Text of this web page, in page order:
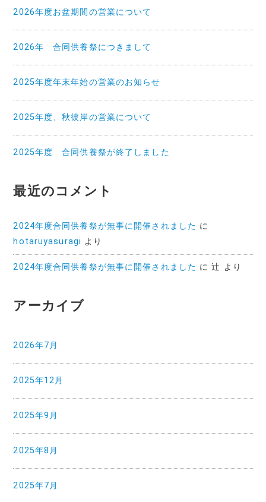
ン
2026年度お盆期間の営業について
2026年 合同供養祭につきまして
2025年度年末年始の営業のお知らせ
2025年度、秋彼岸の営業について
2025年度 合同供養祭が終了しました
最近のコメント
2024年度合同供養祭が無事に開催されました に
hotaruyasuragi より
2024年度合同供養祭が無事に開催されました に辻 より
アーカイブ
2026年7月
2025年12月
2025年9月
2025年8月
2025年7月